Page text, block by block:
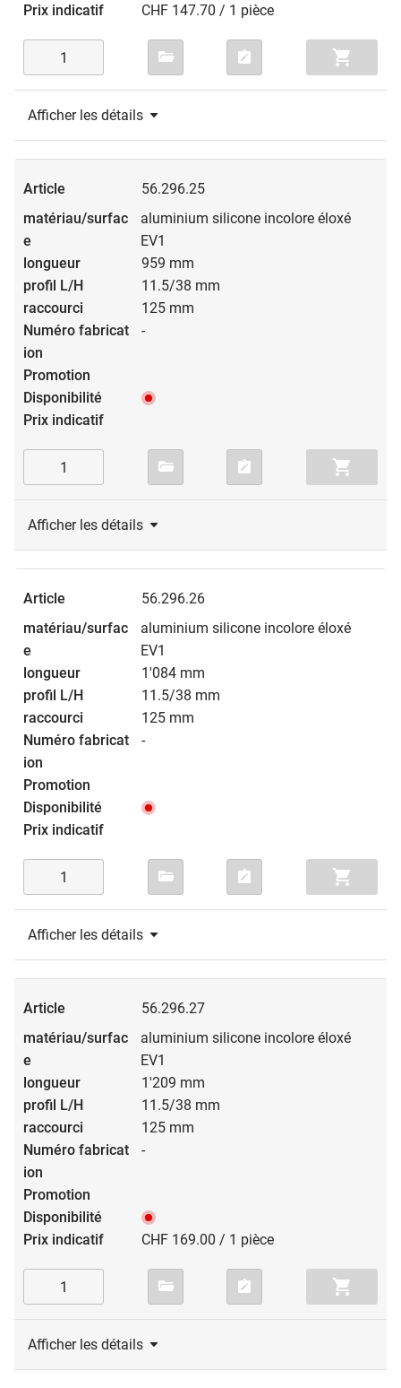
CHF 147.70 / 1 pièce
Afficher les détails
56.296.25
aluminium silicone incolore éloxé
EV1
959 mm
11.5/38 mm
125 mm
-
Afficher les détails
56.296.26
aluminium silicone incolore éloxé
EV1
1'084 mm
11.5/38 mm
125 mm
-
Afficher les détails
56.296.27
aluminium silicone incolore éloxé
EV1
1'209 mm
11.5/38 mm
125 mm
-
CHF 169.00 / 1 pièce
Afficher les détails